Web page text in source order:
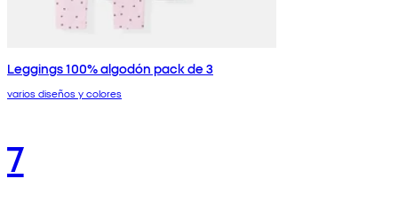
Leggings 100% algodón pack de 3
varios diseños y colores
7